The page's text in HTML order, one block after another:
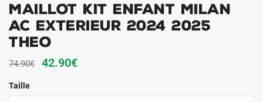
Maillot Kit Enfant Milan
AC Exterieur 2024 2025
Theo
74.90€
Le
initial
42.90€Le
actuel
Taille